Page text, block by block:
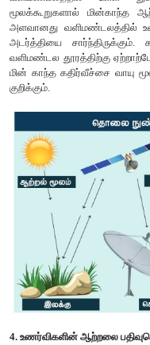
ஆற்றலானது இலக்கை
கதிர்வீச்சாகும்.
அலைவடிவில்
3. இலக்குடனான
தொலை
இடைவினையானது
தகவல் கடத்தும்
வளிமண்டலத்தின்
இரண்டாவதாக,
வளிமண்டலம் குறித்த
இருக்கிறது. மொத்த
போன்ற இயற்கை
வளிமண்டலத்தில்
மூலக்கூறுகளால்
அடர்த்தியை